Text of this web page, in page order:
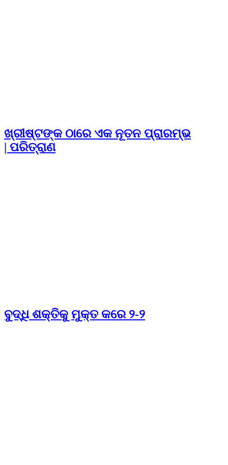
ଖ୍ରୀଷ୍ଟଙ୍କ ଠାରେ ଏକ ନୂତନ ପ୍ରାରମ୍ଭ
| ପରିତ୍ରାଣ
ବୁଦ୍ଧି ଶକ୍ତିକୁ ମୁକ୍ତ କରେ ୨-୨